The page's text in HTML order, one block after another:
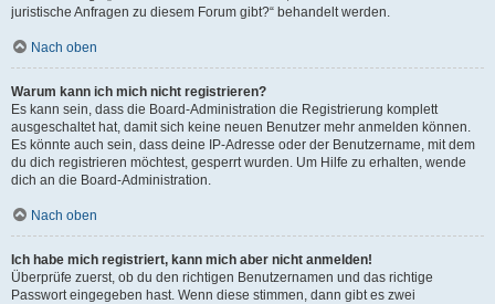
juristische Anfragen zu diesem Forum gibt?“ behandelt werden.
Nach oben
Warum kann ich mich nicht registrieren?
Es kann sein, dass die Board-Administration die Registrierung komplett
ausgeschaltet hat, damit sich keine neuen Benutzer mehr anmelden können.
Es könnte auch sein, dass deine IP-Adresse oder der Benutzername, mit dem
du dich registrieren möchtest, gesperrt wurden. Um Hilfe zu erhalten, wende
dich an die Board-Administration.
Nach oben
Ich habe mich registriert, kann mich aber nicht anmelden!
Überprüfe zuerst, ob du den richtigen Benutzernamen und das richtige
Passwort eingegeben hast. Wenn diese stimmen, dann gibt es zwei